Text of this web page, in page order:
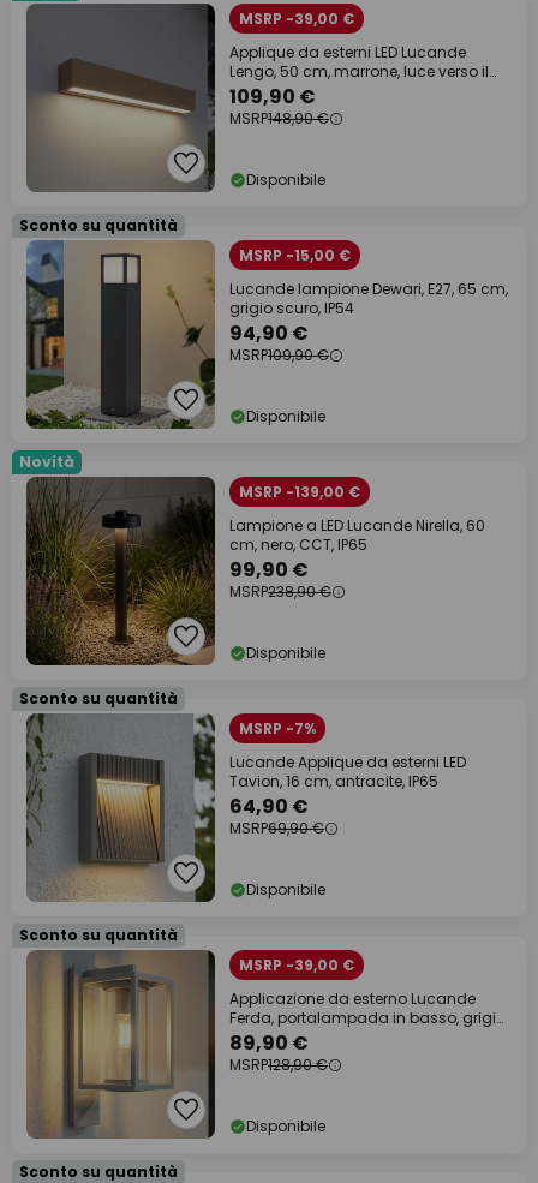
MSRP -39,00 €
Applique da esterni LED Lucande
Lengo, 50 cm, marrone, luce verso il
basso,
109,90 €
MSRP148,90 €
Disponibile
Sconto su quantità
MSRP -15,00 €
Lucande lampione Dewari, E27, 65 cm,
grigio scuro, IP54
94,90 €
MSRP109,90 €
Disponibile
Novità
MSRP -139,00 €
Lampione a LED Lucande Nirella, 60
cm, nero, CCT, IP65
99,90 €
MSRP238,90 €
Disponibile
Sconto su quantità
MSRP -7%
Lucande Applique da esterni LED
Tavion, 16 cm, antracite, IP65
64,90 €
MSRP69,90 €
Disponibile
Sconto su quantità
MSRP -39,00 €
Applicazione da esterno Lucande
Ferda, portalampada in basso, grigio
chiaro,
89,90 €
MSRP128,90 €
Disponibile
Sconto su quantità